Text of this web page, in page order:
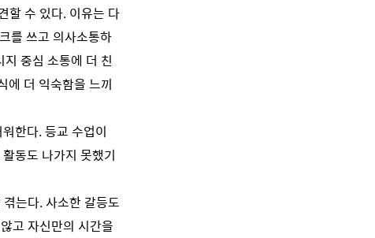
할 수 있다. 이유는 다
를 쓰고 의사소통하
중심 소통에 더 친
에 더 익숙함을 느끼
한다. 등교 수업이
동도 나가지 못했기
는다. 사소한 갈등도
고 자신만의 시간을